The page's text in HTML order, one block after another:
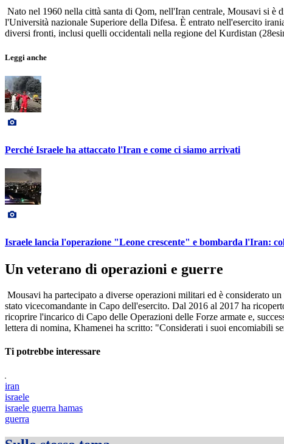
Nato nel 1960 nella città santa di Qom, nell'Iran centrale, Mousavi si
l'Università nazionale Superiore della Difesa. È entrato nell'esercito
diversi fronti, inclusi quelli occidentali nella regione del Kurdistan
Leggi anche
Perché Israele ha attaccato l'Iran e come ci siamo arrivati
Israele lancia l'operazione "Leone crescente" e bombarda l'Iran:
Un veterano di operazioni e guerre
Mousavi ha partecipato a diverse operazioni militari ed è considerato
stato vicecomandante in Capo dell'esercito. Dal 2016 al 2017 ha
ricoprire l'incarico di Capo delle Operazioni delle Forze armate e,
lettera di nomina, Khamenei ha scritto: "Considerati i suoi encomiabili
Ti potrebbe interessare
iran
israele
israele guerra hamas
guerra